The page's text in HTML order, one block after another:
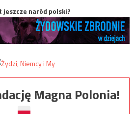
jeszcze naród polski?
Magna Polonia!